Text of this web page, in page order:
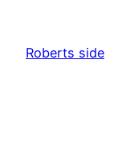
indhold
Roberts side